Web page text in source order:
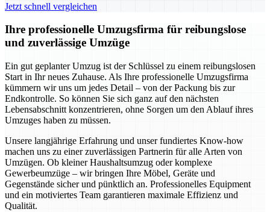
Jetzt schnell vergleichen
Ihre professionelle Umzugsfirma für reibungslose
und zuverlässige Umzüge
Ein gut geplanter Umzug ist der Schlüssel zu einem reibungslosen
Start in Ihr neues Zuhause. Als Ihre professionelle Umzugsfirma
kümmern wir uns um jedes Detail – von der Packung bis zur
Endkontrolle. So können Sie sich ganz auf den nächsten
Lebensabschnitt konzentrieren, ohne Sorgen um den Ablauf ihres
Umzuges haben zu müssen.
Unsere langjährige Erfahrung und unser fundiertes Know-how
machen uns zu einer zuverlässigen Partnerin für alle Arten von
Umzügen. Ob kleiner Haushaltsumzug oder komplexe
Gewerbeumzüge – wir bringen Ihre Möbel, Geräte und
Gegenstände sicher und pünktlich an. Professionelles Equipment
und ein motiviertes Team garantieren maximale Effizienz und
Qualität.